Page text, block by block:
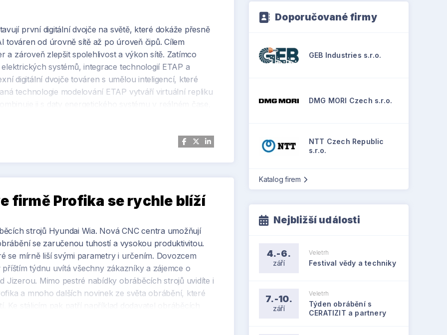
dat pomocí pokročilých AI a ML algoritmů.
efektivnější rozhodnutí, automatizovat operace a
první digitální dvojče na světě, které dokáže přesně
továren od úrovně sítě až po úroveň čipů. Cílem
a zároveň zlepšit spolehlivost a výkon sítě. Zatímco
systémů, integrace technologií ETAP a
digitální dvojče továren s umělou inteligencí, které
technologie modelování ETAP vytváří virtuální repliku
algoritmy analyzují a předpovídají vzorce spotřeby a
představuje inovativní přístup „Grid to Chip“, který
napájecích systémů a optimalizuje energetickou
firmě Profika se rychle blíží
strojů Hyundai Wia. Nová CNC centra umožňují
se zaručenou tuhostí a vysokou produktivitou.
se mírně liší svými parametry i určením. Dovozcem
týdnu uvítá všechny zákazníky a zájemce o
Jizerou. Mimo pestré nabídky obráběcích strojů uvidíte i
a mnoho dalších novinek ze světa obrábění, které
vyladit vaše obrábění těmi správnými nástroji.
Doporučované firmy
GEB Industries s.r.o.
DMG MORI Czech s.r.o.
NTT Czech Republic
s.r.o.
Katalog firem
Nejbližší události
4.-6.
září
Veletrh
Festival vědy a techniky
7.-10.
září
Veletrh
Týden obrábění s
CERATIZIT a partnery